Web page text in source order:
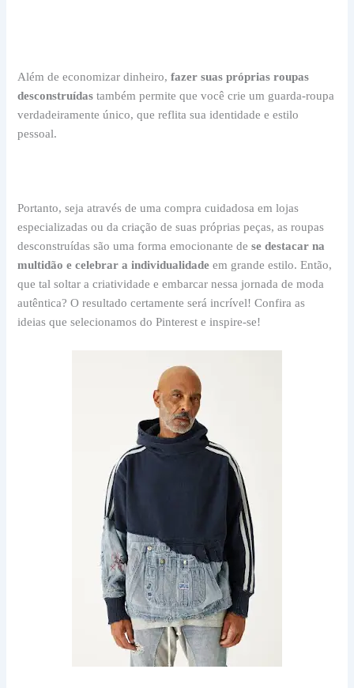
Além de economizar dinheiro,fazer suas próprias roupas
desconstruídas também permite que você crie um guarda-roupa
verdadeiramente único, que reflita sua identidade e estilo
pessoal.
Portanto, seja através de uma compra cuidadosa em lojas
especializadas ou da criação de suas próprias peças, as roupas
desconstruídas são uma forma emocionante dese destacar na
multidão e celebrar a individualidade em grande estilo. Então,
que tal soltar a criatividade e embarcar nessa jornada de moda
autêntica? O resultado certamente será incrível! Confira as
ideias que selecionamos do Pinterest e inspire-se!